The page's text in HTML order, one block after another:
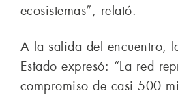
ecosistemas”, relató.
A la salida del encuentro,
Estado expresó: “La red
compromiso de casi 500